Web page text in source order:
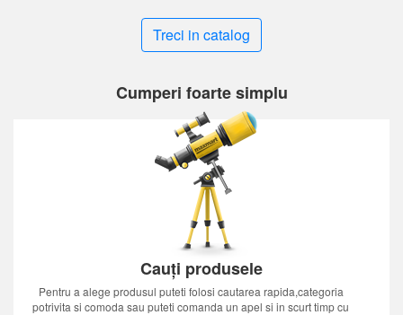
Treci in catalog
Cumperi foarte simplu
Cauți produsele
Pentru a alege produsul puteti folosi cautarea rapida,categoria
potrivita si comoda sau puteti comanda un apel si in scurt timp cu